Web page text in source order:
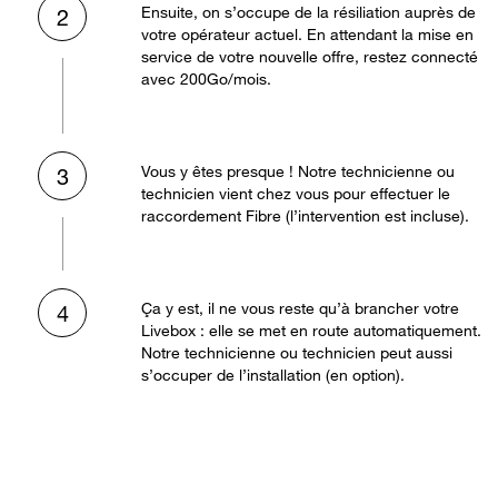
2
Ensuite, on s’occupe de la résiliation auprès de
votre opérateur actuel. En attendant la mise en
service de votre nouvelle offre, restez connecté
avec 200Go/mois.
3
Vous y êtes presque ! Notre technicienne ou
technicien vient chez vous pour effectuer le
raccordement Fibre (l’intervention est incluse).
4
Ça y est, il ne vous reste qu’à brancher votre
Livebox : elle se met en route automatiquement.
Notre technicienne ou technicien peut aussi
s’occuper de l’installation (en option).